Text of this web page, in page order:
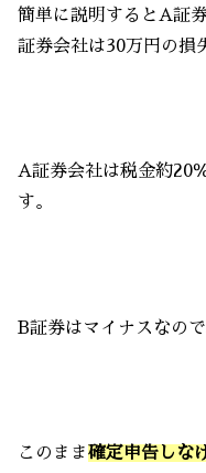
簡単に説明するとA証
証券会社は30万円の損
A証券会社は税金約20
す。
B証券はマイナスなの
このまま確定申告しな